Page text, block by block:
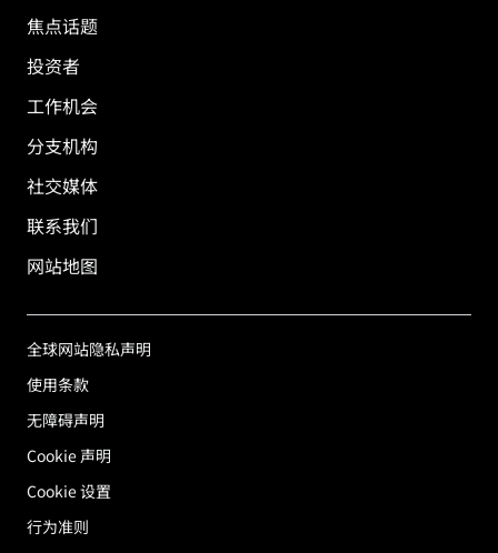
焦点话题
投资者
工作机会
分支机构
社交媒体
联系我们
网站地图
全球网站隐私声明
使用条款
无障碍声明
Cookie 声明
Cookie 设置
行为准则